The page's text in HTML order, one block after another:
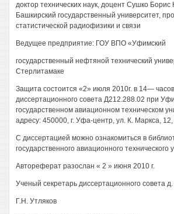
доктор технических наук, доцент Сушко Борис
Башкирский государственный университет,
статистической радиофизики и связи
Ведущее предприятие: ГОУ ВПО «Уфимский
государственный нефтяной технический
Стерлитамаке
Защита состоится «2» июля 2010г. в 14—
диссертационного совета Д212.288.02 при
государственном авиационном техническом
адресу: 450000, г. Уфа-центр, ул. К. Маркса,
С диссертацией можно ознакомиться в
государственного авиационного технического
Автореферат разослан « 2 » июня 2010 г.
Ученый секретарь диссертационного совета
Г.Н. Утляков